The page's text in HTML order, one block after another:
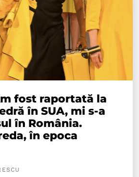
fost raportată la
în SUA, mi s-a
în România.
în epoca